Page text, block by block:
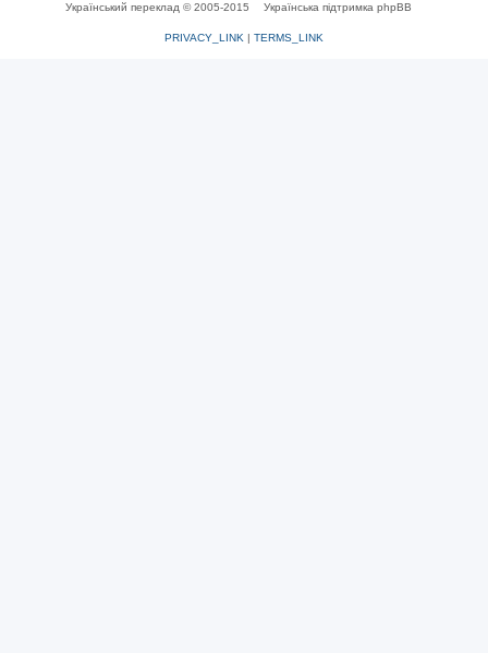
Український переклад © 2005-2015 Українська підтримка phpBB
PRIVACY_LINK | TERMS_LINK